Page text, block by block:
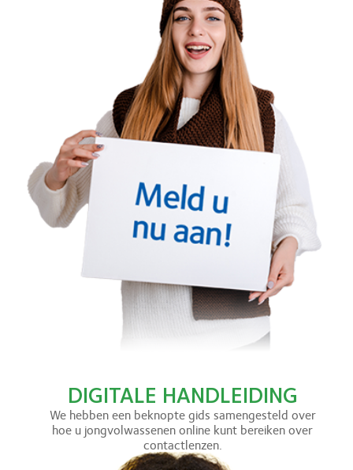
DIGITALE HANDLEIDING
We hebben een beknopte gids samengesteld over
hoe u jongvolwassenen online kunt bereiken over
contactlenzen.